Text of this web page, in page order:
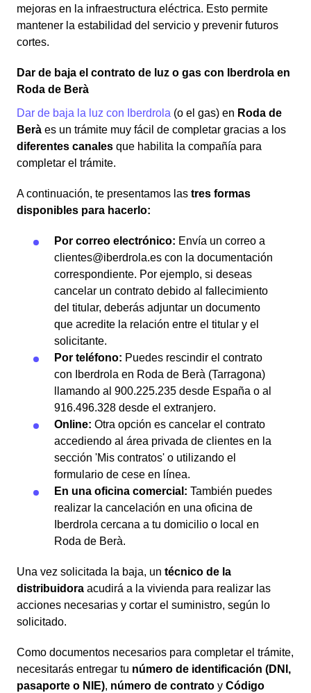
mejoras en la infraestructura eléctrica. Esto permite
mantener la estabilidad del servicio y prevenir futuros
cortes.
Dar de baja el contrato de luz o gas con Iberdrola en
Roda de Berà
Dar de baja la luz con Iberdrola (o el gas) en Roda de
Berà es un trámite muy fácil de completar gracias a los
diferentes canales que habilita la compañía para
completar el trámite.
A continuación, te presentamos las tres formas
disponibles para hacerlo:
Por correo electrónico: Envía un correo a
clientes@iberdrola.es con la documentación
correspondiente. Por ejemplo, si deseas
cancelar un contrato debido al fallecimiento
del titular, deberás adjuntar un documento
que acredite la relación entre el titular y el
solicitante.
Por teléfono: Puedes rescindir el contrato
con Iberdrola en Roda de Berà (Tarragona)
llamando al 900.225.235 desde España o al
916.496.328 desde el extranjero.
Online: Otra opción es cancelar el contrato
accediendo al área privada de clientes en la
sección 'Mis contratos' o utilizando el
formulario de cese en línea.
En una oficina comercial: También puedes
realizar la cancelación en una oficina de
Iberdrola cercana a tu domicilio o local en
Roda de Berà.
Una vez solicitada la baja, un técnico de la
distribuidora acudirá a la vivienda para realizar las
acciones necesarias y cortar el suministro, según lo
solicitado.
Como documentos necesarios para completar el trámite,
necesitarás entregar tu número de identificación (DNI,
pasaporte o NIE), número de contrato y Código